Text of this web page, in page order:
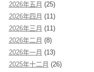
2026年五月 (25)
2026年四月 (11)
2026年三月 (11)
2026年二月 (8)
2026年一月 (13)
2025年十二月 (26)